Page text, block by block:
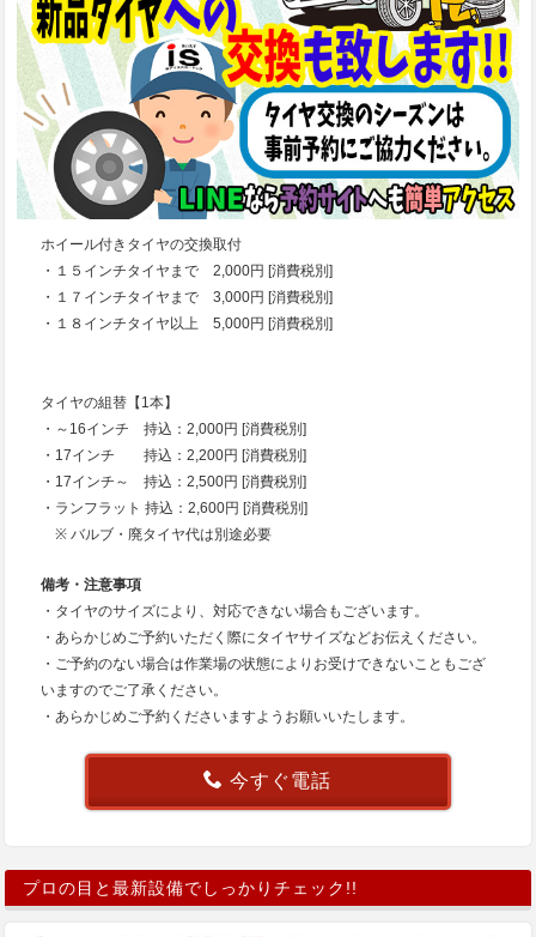
ホイール付きタイヤの交換取付
・１５インチタイヤまで 2,000円 [消費税別]
・１７インチタイヤまで 3,000円 [消費税別]
・１８インチタイヤ以上 5,000円 [消費税別]
タイヤの組替【1本】
・～16インチ 持込：2,000円 [消費税別]
・17インチ 持込：2,200円 [消費税別]
・17インチ～ 持込：2,500円 [消費税別]
・ランフラット 持込：2,600円 [消費税別]
※ バルブ・廃タイヤ代は別途必要
備考・注意事項
・タイヤのサイズにより、対応できない場合もございます。
・あらかじめご予約いただく際にタイヤサイズなどお伝えください。
・ご予約のない場合は作業場の状態によりお受けできないこともござ
いますのでご了承ください。
・あらかじめご予約くださいますようお願いいたします。
今すぐ電話
プロの目と最新設備でしっかりチェック!!